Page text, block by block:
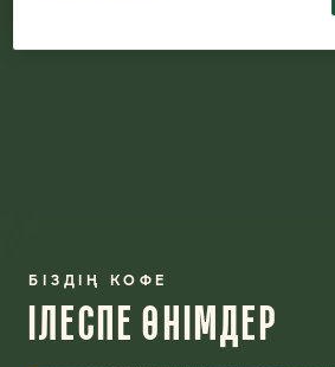
ләззатының тұтастай
БІЗДІҢ КОФЕ
ІЛЕСПЕ ӨНІМДЕР